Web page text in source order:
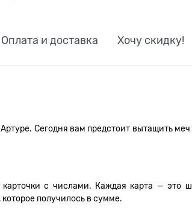
Оплата и доставка Хочу скидку!
Сегодня вам предстоит вытащить
карточки с числами. Каждая карта —
получилось в сумме.